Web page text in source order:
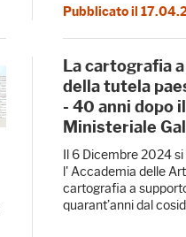
Pubblicato il
La cartografia
della tutela
- 40 anni dopo
Ministeriale
Il 6 Dicembre 2024
l' Accademia delle
cartografia a
quarant’anni dal